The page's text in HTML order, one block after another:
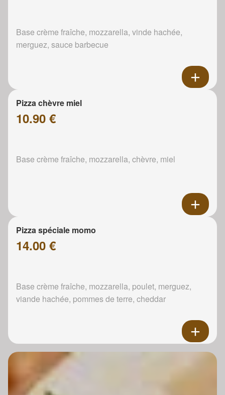
Base crème fraîche, mozzarella, vinde hachée,
merguez, sauce barbecue
Pizza chèvre miel
10.90 €
Base crème fraîche, mozzarella, chèvre, miel
Pizza spéciale momo
14.00 €
Base crème fraîche, mozzarella, poulet, merguez,
viande hachée, pommes de terre, cheddar